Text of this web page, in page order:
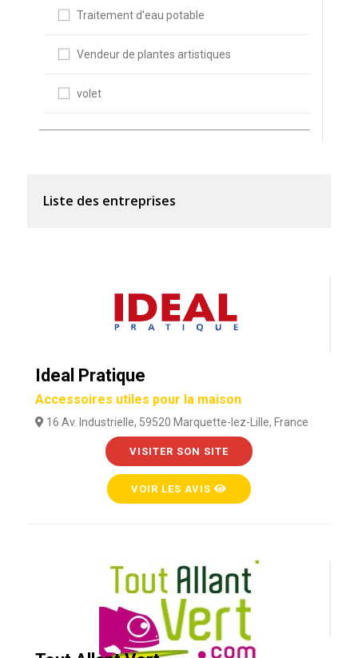
Traitement d'eau potable
Vendeur de plantes artistiques
volet
Liste des entreprises
Ideal Pratique
Accessoires utiles pour la maison
16 Av. Industrielle, 59520 Marquette-lez-Lille, France
VISITER SON SITE
VOIR LES AVIS